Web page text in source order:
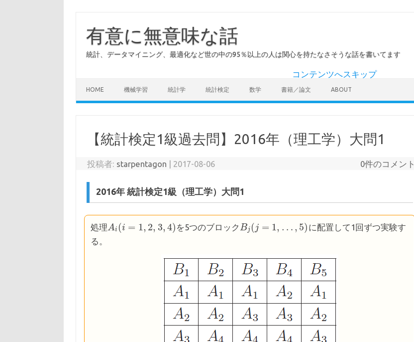
有意に無意味な話
統計、データマイニング、最適化など世の中の95％以上の人は関心を持たなさそうな話を書いてます
コンテンツへスキップ
HOME 機械学習 統計学 統計検定 数学 書籍／論文 ABOUT
【統計検定1級過去問】2016年（理工学）大問1
投稿者: starpentagon 2017-08-06 0件のコメント
2016年 統計検定1級（理工学）大問1
処理Ai (i = 1 , 2, 3, 4)
Ai( i=1,2, 3 4 ) を5つのブロック Bj (j = 1 , … , 5)
Bj(j=1 ,… ,5)
に配置して1回ずつ実験す
る。